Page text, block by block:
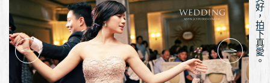
主人 讓微笑永遠存放在畫面裡＋Photographer
＋ Jason Chien 簡孑婚紗/婚禮平面攝影＋MUA＋ O'LA
Make-up Studio 歐菈彩妝造型Special Thanks： 林辰
翰 Kirstie Ko Nini